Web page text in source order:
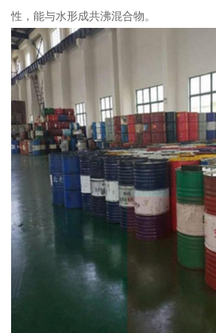
性，能与水形成共沸混合物。